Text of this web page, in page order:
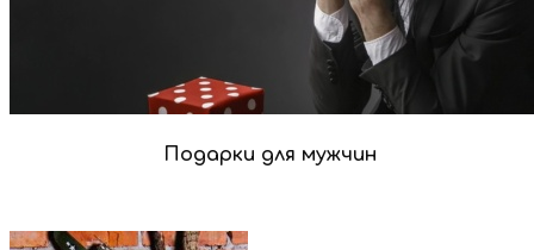
Подарки для мужчин